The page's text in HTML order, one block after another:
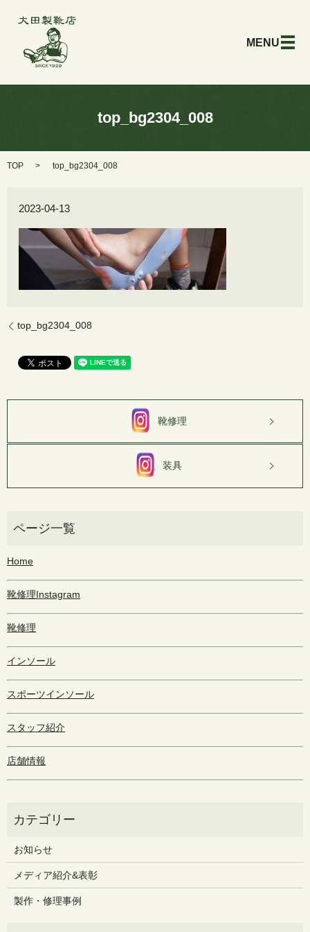
メ
top_bg2304_008
TOP top_bg2304_008
2023-04-13
top_bg2304_008
靴修理
装具
Home
靴修理Instagram
靴修理
インソール
スポーツインソール
スタッフ紹介
店舗情報
お知らせ
メディア紹介&表彰
製作・修理事例